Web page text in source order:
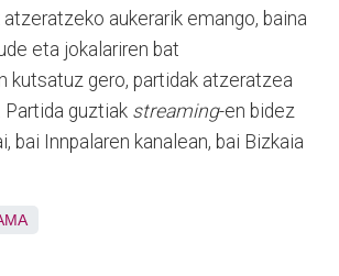
aukerarik emango, baina
eta jokalariren bat
kutsatuz gero, partidak atzeratzea
guztiak streaming-en bidez
bai Innpalaren kanalean, bai Bizkaia